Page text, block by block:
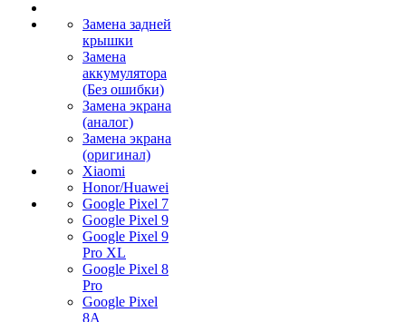
Замена задней
крышки
Замена
аккумулятора
(Без ошибки)
Замена экрана
(аналог)
Замена экрана
(оригинал)
Xiaomi
Honor/Huawei
Google Pixel 7
Google Pixel 9
Google Pixel 9
Pro XL
Google Pixel 8
Pro
Google Pixel
8A